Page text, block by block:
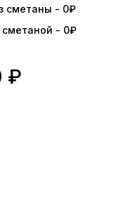
сметаны - 0₽
сметаной - 0₽
₽